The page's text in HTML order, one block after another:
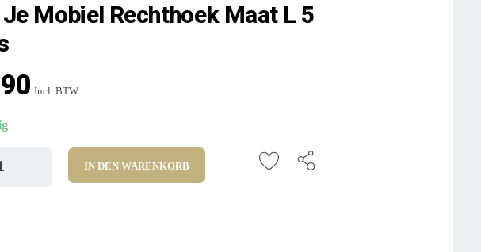
Mobiel Rechthoek Maat L 5
Incl. BTW
IN DEN WARENKORB